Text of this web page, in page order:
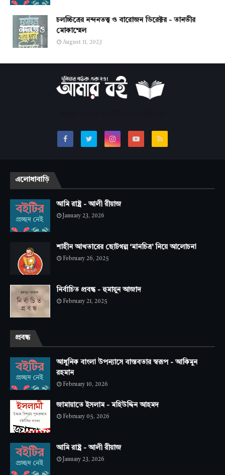
চলচ্চিত্রের নন্দনতত্ত্ব ও বারোজন ডিরেক্টর - তানভীর
মোকাম্মেল
August 11, 2023
এলোধাবাড়ি
আমি রাষ্ট্র - আলী রীয়াজ
January 23, 2026
শাহীন আখতারের ছোটগল্প ‘মানচিত্র’ নিয়ে আলোচনা
February 26, 2025
নির্বাচিত প্রবন্ধ - হুমায়ুন আজাদ
February 21, 2025
প্রবন্ধ
আধুনিক বাংলা উপন্যাসে বাস্তবতার স্বরূপ - আকিমুন
রহমান
February 10, 2026
জামায়াতে ইসলাম - মহিউদ্দিন আহমদ
February 05, 2026
আমি রাষ্ট্র - আলী রীয়াজ
January 23, 2026